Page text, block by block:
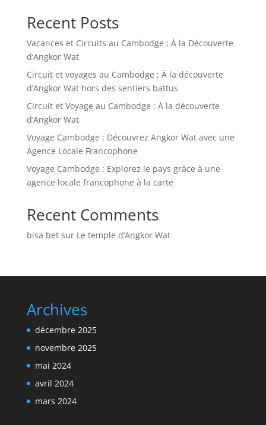
Recent Posts
Vacances et Circuits au Cambodge : À la Découverte
d’Angkor Wat
Circuit et voyages au Cambodge : À la découverte
d’Angkor Wat hors des sentiers battus
Circuit et Voyage au Cambodge : À la découverte
d’Angkor Wat
Voyage Cambodge : Découvrez Angkor Wat avec une
Agence Locale Francophone
Voyage Cambodge : Explorez le pays grâce à une
agence locale francophone à la carte
Recent Comments
bisa betsur Le temple d’Angkor Wat
Archives
décembre 2025
novembre 2025
mai 2024
avril 2024
mars 2024